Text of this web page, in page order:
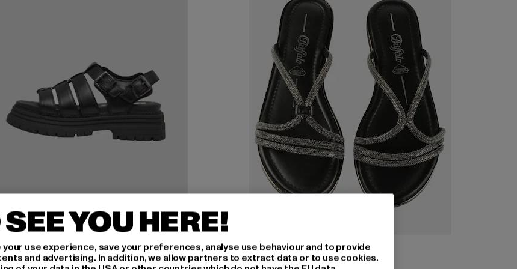
BUFFALO
KIRA MSS GLAM
YOU HERE!
use experience, save your preferences, analyse use behaviour and to provide
and advertising. In addition, we allow partners to extract data or to use cookies.